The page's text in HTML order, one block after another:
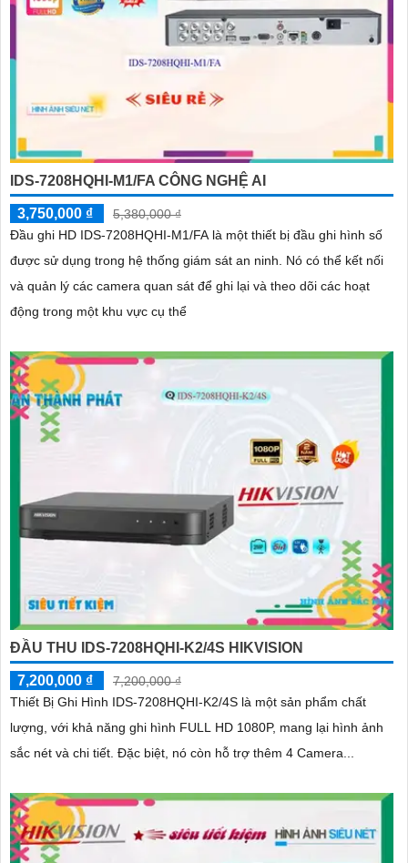
IDS-7208HQHI-M1/FA CÔNG NGHỆ AI
3,750,000 ₫
5,380,000 ₫
Đầu ghi HD IDS-7208HQHI-M1/FA là một thiết bị đầu ghi hình số
được sử dụng trong hệ thống giám sát an ninh. Nó có thể kết nối
và quản lý các camera quan sát để ghi lại và theo dõi các hoạt
động trong một khu vực cụ thể
ĐẦU THU IDS-7208HQHI-K2/4S HIKVISION
7,200,000 ₫
7,200,000 ₫
Thiết Bị Ghi Hình IDS-7208HQHI-K2/4S là một sản phẩm chất
lượng, với khả năng ghi hình FULL HD 1080P, mang lại hình ảnh
sắc nét và chi tiết. Đặc biệt, nó còn hỗ trợ thêm 4 Camera...